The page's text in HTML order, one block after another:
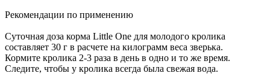
Рекомендации по применению
Суточная доза корма Little One для молодого кролика
составляет 30 г в расчете на килограмм веса зверька.
Кормите кролика 2-3 раза в день в одно и то же время.
Следите, чтобы у кролика всегда была свежая вода.